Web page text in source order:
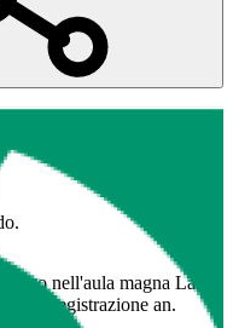
Inizio
loco nell'aula magna
di registrazione an.